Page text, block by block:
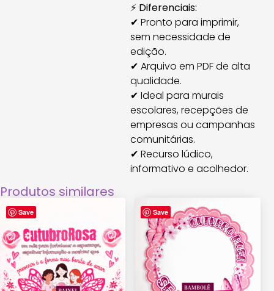
⚡ Diferenciais:
✔ Pronto para imprimir,
sem necessidade de
edição.
✔ Arquivo em PDF de alta
qualidade.
✔ Ideal para murais
escolares, recepções de
empresas ou campanhas
comunitárias.
✔ Recurso lúdico,
informativo e acolhedor.
Produtos similares
Save Save